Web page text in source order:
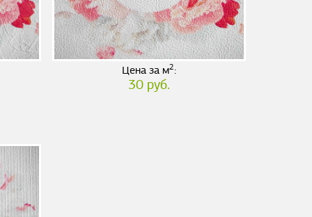
Цена за м2:
30 руб.